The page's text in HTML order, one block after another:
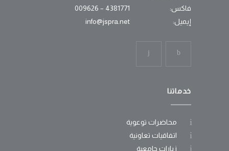
فاكس:
4381771 – 009626
إيميل:
info@jspra.net
خدماتنا
محاضرات توعوية
اتفاقيات تعاونية
زيارات جامعية